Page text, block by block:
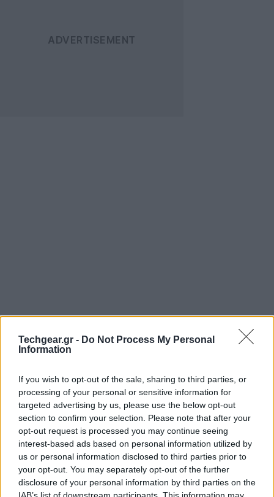
Techgear.gr - Do Not Process My Personal
Information
If you wish to opt-out of the sale, sharing to third parties, or
processing of your personal or sensitive information for
targeted advertising by us, please use the below opt-out
section to confirm your selection. Please note that after your
opt-out request is processed you may continue seeing
interest-based ads based on personal information utilized by
us or personal information disclosed to third parties prior to
your opt-out. You may separately opt-out of the further
disclosure of your personal information by third parties on the
Μία ημέρα μετά τη διαρροή του trailerαπό Γερμανική
ιστοσελίδα (δε ξέρουμε πόσοι προλάβατε να το δείτε),
Ubisoftαναγκάστηκε να κυκλοφορήσει το επίσημο
trailer για τοFar Cry 3και μέσα από αυτό
αποκαλύπτει ότι θα κυκλοφορήσει τελικά στις 7
Σεπτεμβρίου!